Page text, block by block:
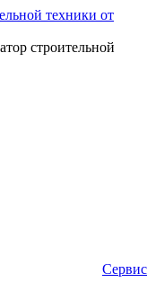
строительной